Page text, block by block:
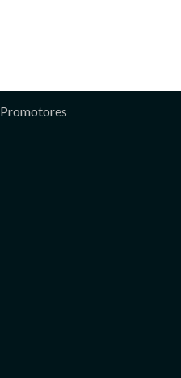
Promotores